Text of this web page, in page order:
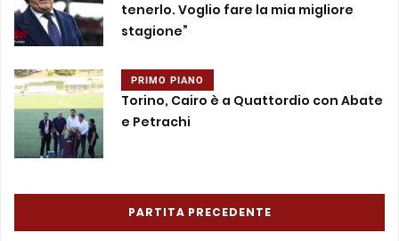
tenerlo. Voglio fare la mia migliore
stagione”
PRIMO PIANO
Torino, Cairo è a Quattordio con Abate
e Petrachi
PARTITA PRECEDENTE